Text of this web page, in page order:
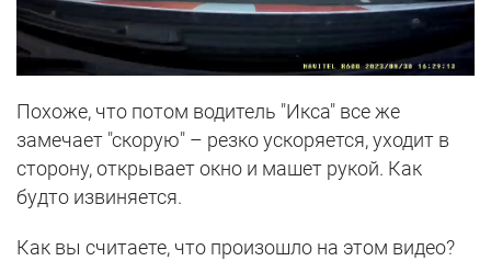
Похоже, что потом водитель "Икса" все же
замечает "скорую" – резко ускоряется, уходит в
сторону, открывает окно и машет рукой. Как
будто извиняется.
Как вы считаете, что произошло на этом видео?